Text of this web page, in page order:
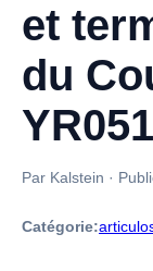
et
du
Par Kalstein ·
Catégorie: